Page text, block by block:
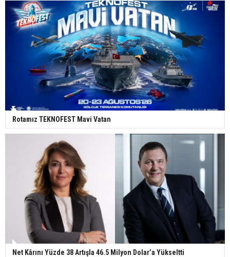
Rotamız TEKNOFEST Mavi Vatan
Net Kârını Yüzde 38 Artışla 46.5 Milyon Dolar’a Yükseltti